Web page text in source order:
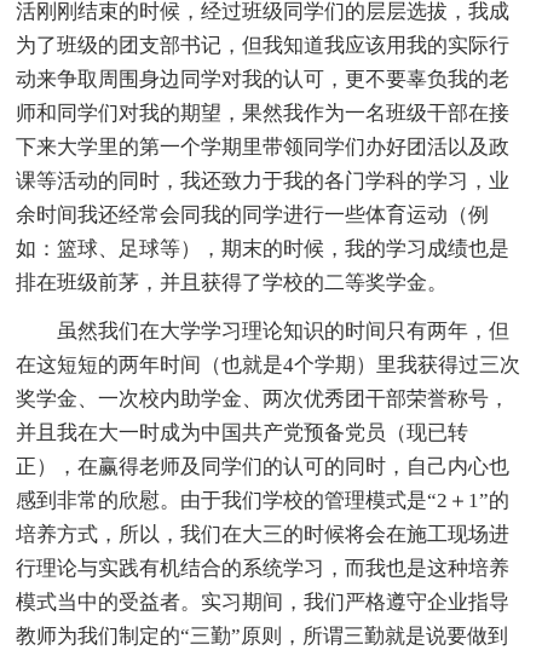
活刚刚结束的时候，经过班级同学们的层层选拔，我成
为了班级的团支部书记，但我知道我应该用我的实际行
动来争取周围身边同学对我的认可，更不要辜负我的老
师和同学们对我的期望，果然我作为一名班级干部在接
下来大学里的第一个学期里带领同学们办好团活以及政
课等活动的同时，我还致力于我的各门学科的学习，业
余时间我还经常会同我的同学进行一些体育运动（例
如：篮球、足球等），期末的时候，我的学习成绩也是
排在班级前茅，并且获得了学校的二等奖学金。
虽然我们在大学学习理论知识的时间只有两年，但
在这短短的两年时间（也就是4个学期）里我获得过三次
奖学金、一次校内助学金、两次优秀团干部荣誉称号，
并且我在大一时成为中国共产党预备党员（现已转
正），在赢得老师及同学们的认可的同时，自己内心也
感到非常的欣慰。由于我们学校的管理模式是“2＋1”的
培养方式，所以，我们在大三的时候将会在施工现场进
行理论与实践有机结合的系统学习，而我也是这种培养
模式当中的受益者。实习期间，我们严格遵守企业指导
教师为我们制定的“三勤”原则，所谓三勤就是说要做到